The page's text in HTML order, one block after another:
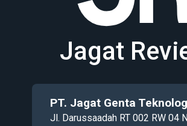
Jagat
PT. Jagat Genta
Jl. Darussaadah RT 002 RW 04